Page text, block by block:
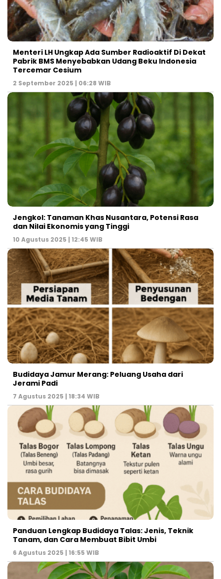
Menteri LH Ungkap Ada Sumber Radioaktif Di Dekat
Pabrik BMS Menyebabkan Udang Beku Indonesia
Tercemar Cesium
2 September 2025 | 06:28 WIB
Jengkol: Tanaman Khas Nusantara, Potensi Rasa
dan Nilai Ekonomis yang Tinggi
10 Agustus 2025 | 12:45 WIB
Budidaya Jamur Merang: Peluang Usaha dari
Jerami Padi
7 Agustus 2025 | 18:34 WIB
Panduan Lengkap Budidaya Talas: Jenis, Teknik
Tanam, dan Cara Membuat Bibit Umbi
6 Agustus 2025 | 16:55 WIB